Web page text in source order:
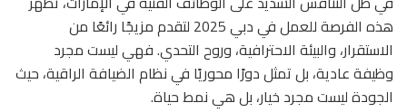
هذه الفرصة للعمل في دبي 2025 لتقدم مزيجًا رائعًا من
الاستقرار، والبيئة الاحترافية، وروح التحدي. فهي ليست مجرد
وظيفة عادية، بل تمثل دورًا محوريًا في نظام الضيافة الراقية، حيث
الجودة ليست مجرد خيار، بل هي نمط حياة.